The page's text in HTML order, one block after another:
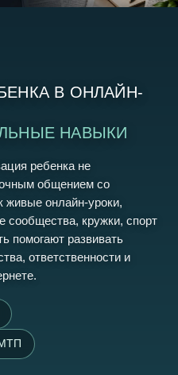
В ОНЛАЙН-
НАВЫКИ
ребенка не
общением со
живые онлайн-уроки,
сообщества, кружки, спорт
помогают развивать
ответственности и